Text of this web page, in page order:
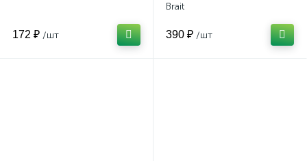
172 ₽ /шт
Brait
390 ₽ /шт